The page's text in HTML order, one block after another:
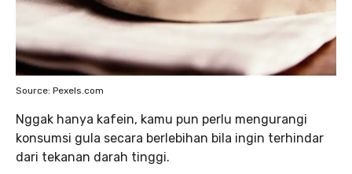
Source: Pexels.com
Nggak hanya kafein, kamu pun perlu mengurangi
konsumsi gula secara berlebihan bila ingin terhindar
dari tekanan darah tinggi.